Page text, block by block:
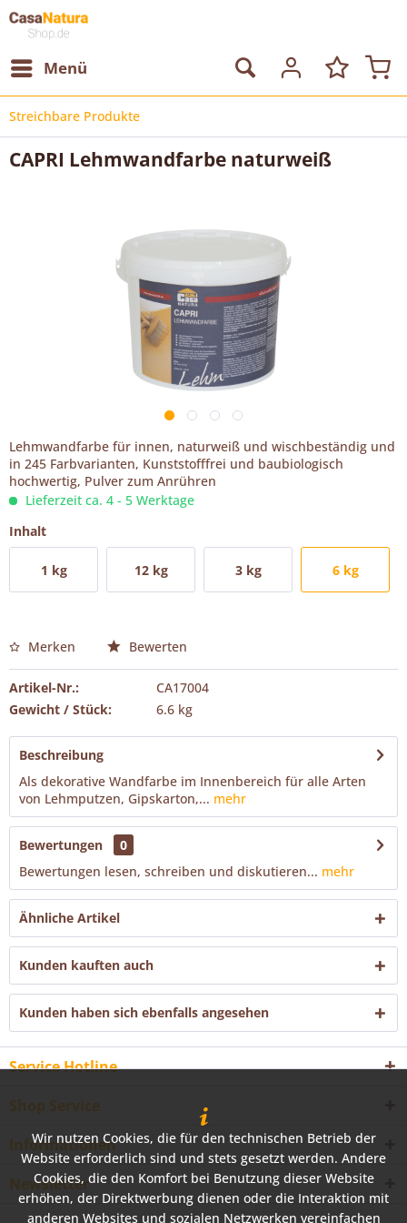
Menü
Streichbare Produkte
CAPRI Lehmwandfarbe naturweiß
Lehmwandfarbe für innen, naturweiß und wischbeständig und
in 245 Farbvarianten, Kunststofffrei und baubiologisch
hochwertig, Pulver zum Anrühren
Lieferzeit ca. 4 - 5 Werktage
Inhalt
1 kg 12 kg 3 kg 6 kg
Merken Bewerten
Artikel-Nr.:
CA17004
Gewicht / Stück:
6.6 kg
Beschreibung
Als dekorative Wandfarbe im Innenbereich für alle Arten
von Lehmputzen, Gipskarton,... mehr
Bewertungen
0
Bewertungen lesen, schreiben und diskutieren... mehr
Ähnliche Artikel
Kunden kauften auch
Kunden haben sich ebenfalls angesehen
Service Hotline
Shop Service
Informationen
Newsletter
Wir nutzen Cookies, die für den technischen Betrieb der
Website erforderlich sind und stets gesetzt werden. Andere
Cookies, die den Komfort bei Benutzung dieser Website
erhöhen, der Direktwerbung dienen oder die Interaktion mit
anderen Websites und sozialen Netzwerken vereinfachen